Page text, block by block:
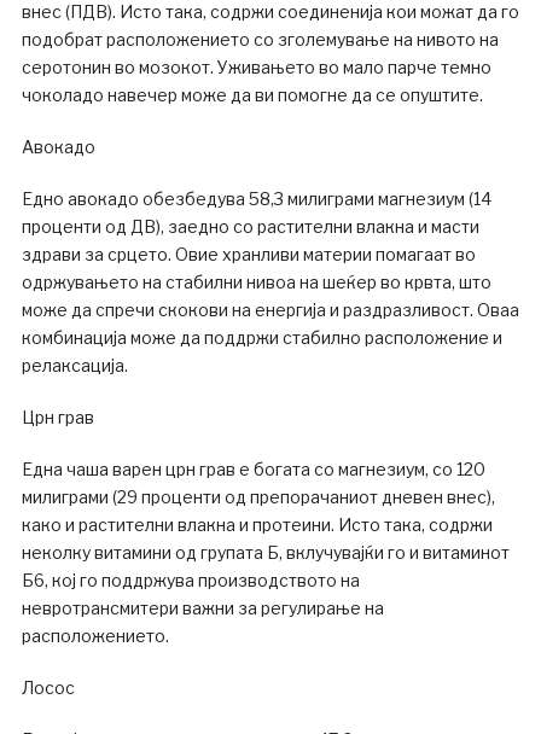
внес (ПДВ). Исто така, содржи соединенија кои можат да го
подобрат расположението со зголемување на нивото на
серотонин во мозокот. Уживањето во мало парче темно
чоколадо навечер може да ви помогне да се опуштите.
Авокадо
Едно авокадо обезбедува 58,3 милиграми магнезиум (14
проценти од ДВ), заедно со растителни влакна и масти
здрави за срцето. Овие хранливи материи помагаат во
одржувањето на стабилни нивоа на шеќер во крвта, што
може да спречи скокови на енергија и раздразливост. Оваа
комбинација може да поддржи стабилно расположение и
релаксација.
Црн грав
Една чаша варен црн грав е богата со магнезиум, со 120
милиграми (29 проценти од препорачаниот дневен внес),
како и растителни влакна и протеини. Исто така, содржи
неколку витамини од групата Б, вклучувајќи го и витаминот
Б6, кој го поддржува производството на
невротрансмитери важни за регулирање на
расположението.
Лосос